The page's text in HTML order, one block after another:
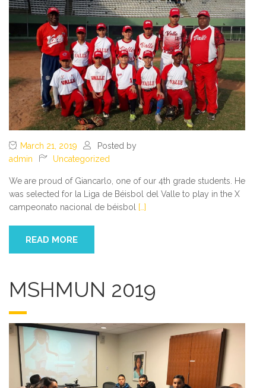
March 21, 2019
Posted by
admin
Uncategorized
We are proud of Giancarlo, one of our 4th grade students. He
was selected for la Liga de Béisbol del Valle to play in the X
campeonato nacional de béisbol […]
READ MORE
MSHMUN 2019